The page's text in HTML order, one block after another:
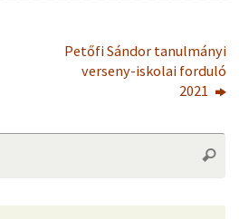
Petőfi Sándor tanulmányi
verseny-iskolai forduló
2021